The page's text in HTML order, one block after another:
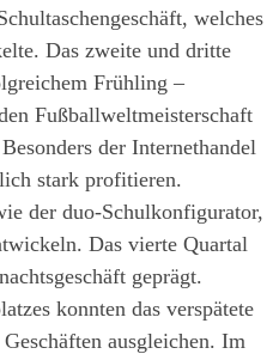
welches
Das zweite und dritte
Frühling –
Fußballweltmeisterschaft
der Internethandel
stark profitieren.
der duo-Schulkonfigurator,
Das vierte Quartal
geprägt.
konnten das verspätete
ausgleichen. Im